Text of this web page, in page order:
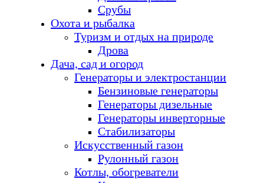
Срубы
Охота и рыбалка
Туризм и отдых на природе
Дрова
Дача, сад и огород
Генераторы и электростанции
Бензиновые генераторы
Генераторы дизельные
Генераторы инверторные
Стабилизаторы
Искусственный газон
Рулонный газон
Котлы, обогреватели